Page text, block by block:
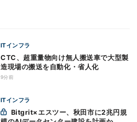
ITインフラ
CTC、超重量物向け無人搬送車で大型製
造現場の搬送を自動化・省人化
9分前
ITインフラ